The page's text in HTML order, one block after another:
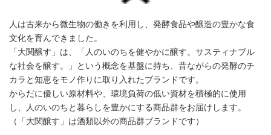
人は古来から微生物の働きを利用し、発酵食品や醸造の豊かな食
文化を育んできました。
「大関醸す」は、「人のいのちを健やかに醸す。サスティナブル
な社会を醸す。」という概念を基盤に持ち、昔ながらの発酵のチ
カラと知恵をモノ作りに取り入れたブランドです。
からだに優しい原材料や、環境負荷の低い資材を積極的に使用
し、人のいのちと暮らしを豊かにする商品群をお届けします。
（「大関醸す」は酒類以外の商品群ブランドです）